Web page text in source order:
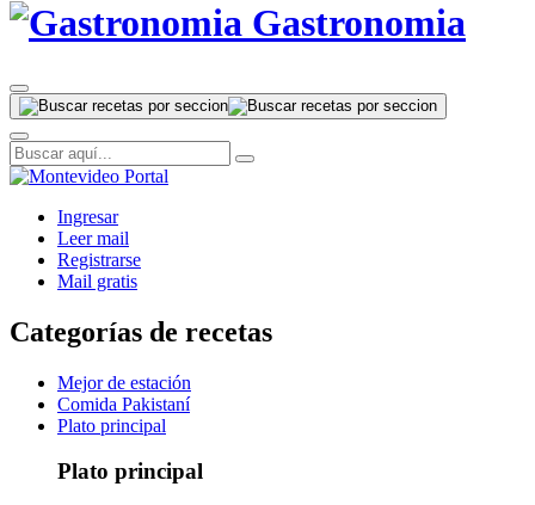
Gastronomia
Ingresar
Leer mail
Registrarse
Mail gratis
Categorías de recetas
Mejor de estación
Comida Pakistaní
Plato principal
Plato principal